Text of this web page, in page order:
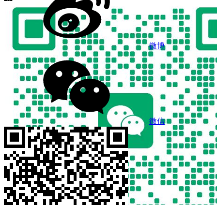
微博
微信